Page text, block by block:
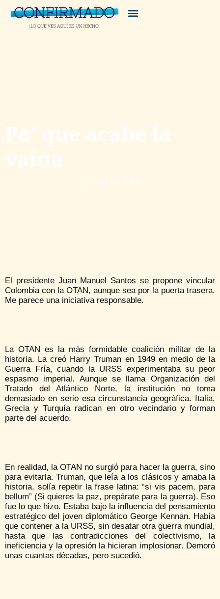
Pa’ que acabe la
vaina
junio 13, 2013
El presidente Juan Manuel Santos se propone vincular
Colombia con la OTAN, aunque sea por la puerta trasera.
Me parece una iniciativa responsable.
La OTAN es la más formidable coalición militar de la
historia. La creó Harry Truman en 1949 en medio de la
Guerra Fría, cuando la URSS experimentaba su peor
espasmo imperial. Aunque se llama Organización del
Tratado del Atlántico Norte, la institución no toma
demasiado en serio esa circunstancia geográfica. Italia,
Grecia y Turquía radican en otro vecindario y forman
parte del acuerdo.
En realidad, la OTAN no surgió para hacer la guerra, sino
para evitarla. Truman, que leía a los clásicos y amaba la
historia, solía repetir la frase latina: “si vis pacem, para
bellum” (Si quieres la paz, prepárate para la guerra). Eso
fue lo que hizo. Estaba bajo la influencia del pensamiento
estratégico del joven diplomático George Kennan. Había
que contener a la URSS, sin desatar otra guerra mundial,
hasta que las contradicciones del colectivismo, la
ineficiencia y la opresión la hicieran implosionar. Demoró
unas cuantas décadas, pero sucedió.